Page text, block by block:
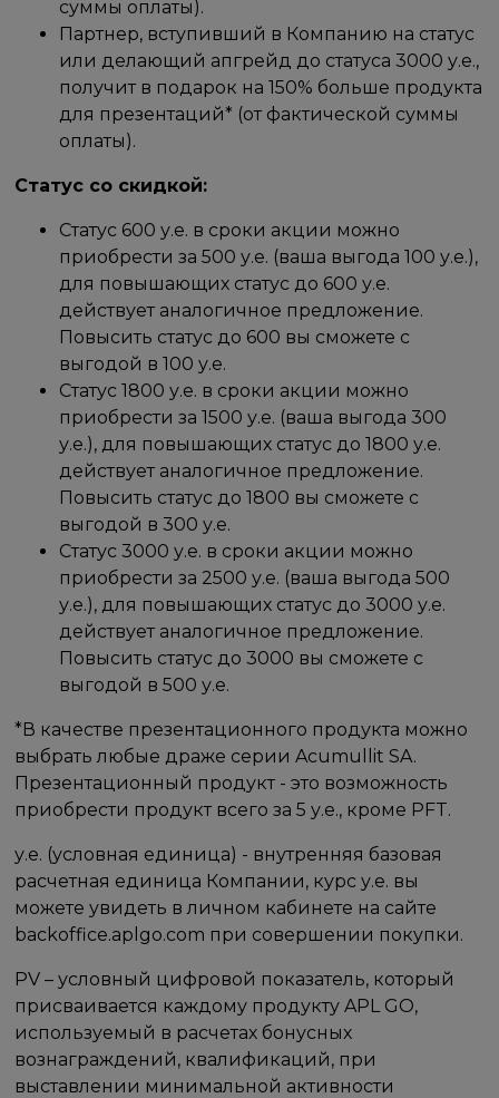
суммы оплаты).
Партнер, вступивший в Компанию на статус
или делающий апгрейд до статуса 3000 у.е.,
получит в подарок на 150% больше продукта
для презентаций* (от фактической суммы
оплаты).
Статус со скидкой:
Статус 600 у.е. в сроки акции можно
приобрести за 500 у.е. (ваша выгода 100 у.е.),
для повышающих статус до 600 у.е.
действует аналогичное предложение.
Повысить статус до 600 вы сможете с
выгодой в 100 у.е.
Статус 1800 у.е. в сроки акции можно
приобрести за 1500 у.е. (ваша выгода 300
у.е.), для повышающих статус до 1800 у.е.
действует аналогичное предложение.
Повысить статус до 1800 вы сможете с
выгодой в 300 у.е.
Статус 3000 у.е. в сроки акции можно
приобрести за 2500 у.е. (ваша выгода 500
у.е.), для повышающих статус до 3000 у.е.
действует аналогичное предложение.
Повысить статус до 3000 вы сможете с
выгодой в 500 у.е.
*В качестве презентационного продукта можно
выбрать любые драже серии Acumullit SA.
Презентационный продукт - это возможность
приобрести продукт всего за 5 у.е., кроме PFT.
у.е. (условная единица) - внутренняя базовая
расчетная единица Компании, курс у.е. вы
можете увидеть в личном кабинете на сайте
backoffice.aplgo.com при совершении покупки.
PV – условный цифровой показатель, который
присваивается каждому продукту APL GO,
используемый в расчетах бонусных
вознаграждений, квалификаций, при
выставлении минимальной активности